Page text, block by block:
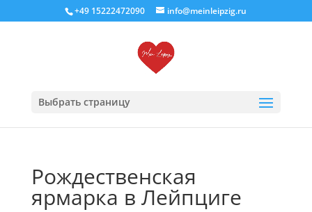
+49 15222472090 info@meinleipzig.ru
Выбрать страницу
Рождественская
ярмарка в Лейпциге